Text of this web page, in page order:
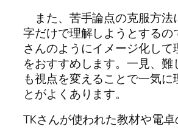
また、苦手論点の克服方法
字だけで理解しようとするの
さんのようにイメージ化して
をおすすめします。一見、難
も視点を変えることで一気に
とがよくあります。
TKさんが使われた教材や電